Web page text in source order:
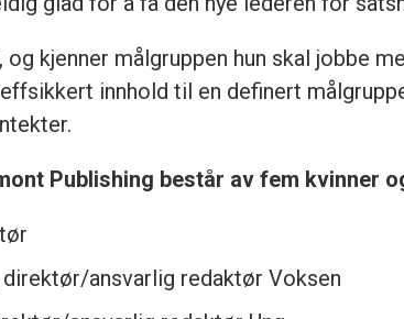
kjenner målgruppen hun skal jobbe
innhold til en definert
Publishing består av fem kvinner
direktør/ansvarlig redaktør Voksen